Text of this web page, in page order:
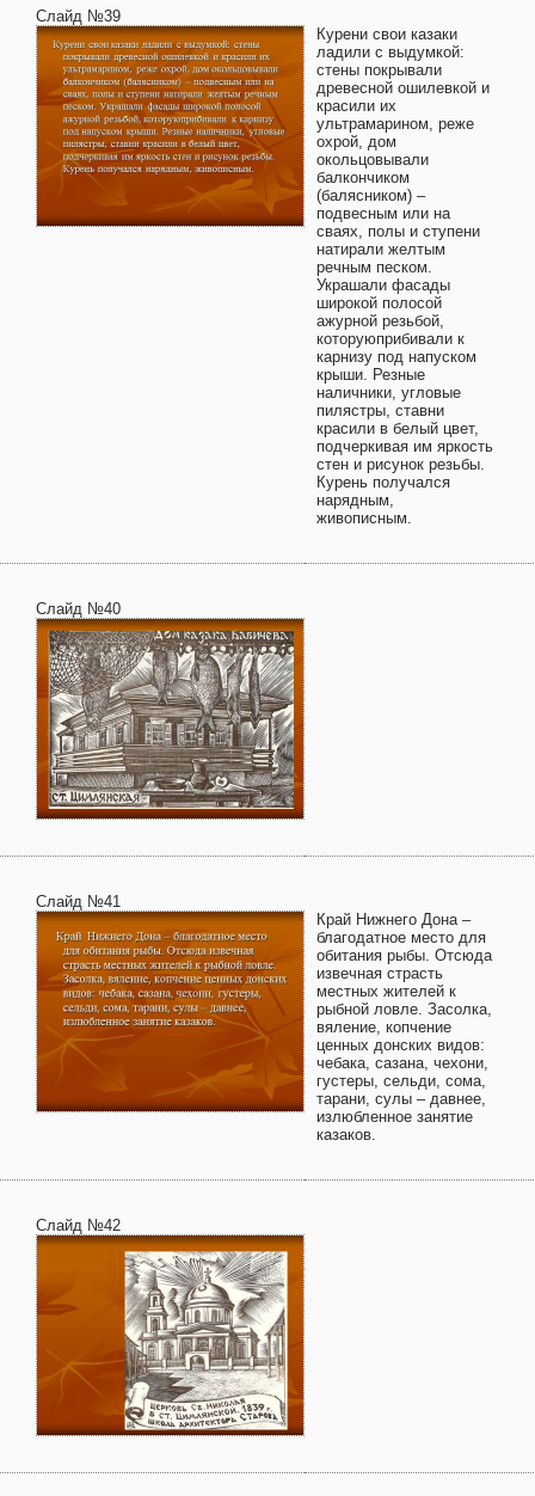
Слайд №39
Курени свои казаки
ладили с выдумкой:
стены покрывали
древесной ошилевкой и
красили их
ультрамарином, реже
охрой, дом
окольцовывали
балкончиком
(балясником) –
подвесным или на
сваях, полы и ступени
натирали желтым
речным песком.
Украшали фасады
широкой полосой
ажурной резьбой,
которуюприбивали к
карнизу под напуском
крыши. Резные
наличники, угловые
пилястры, ставни
красили в белый цвет,
подчеркивая им яркость
стен и рисунок резьбы.
Курень получался
нарядным,
живописным.
Слайд №40
Слайд №41
Край Нижнего Дона –
благодатное место для
обитания рыбы. Отсюда
извечная страсть
местных жителей к
рыбной ловле. Засолка,
вяление, копчение
ценных донских видов:
чебака, сазана, чехони,
густеры, сельди, сома,
тарани, сулы – давнее,
излюбленное занятие
казаков.
Слайд №42